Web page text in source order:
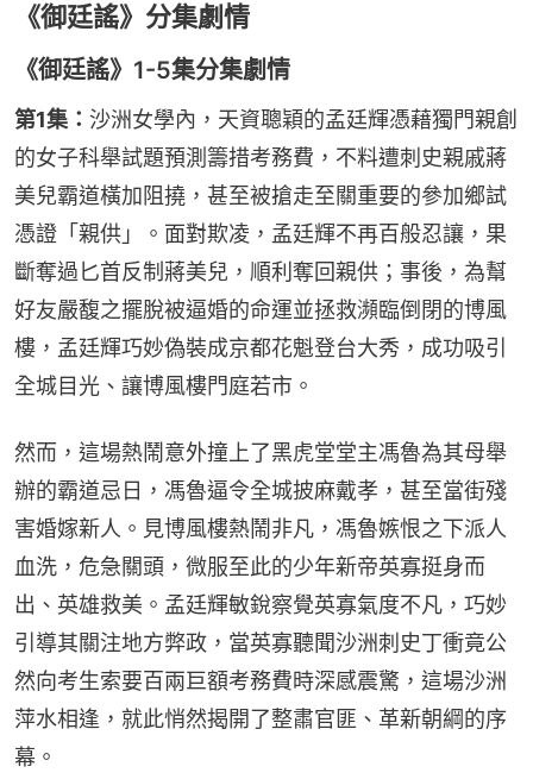
《御廷謠》分集劇情
《御廷謠》1-5集分集劇情
第1集： 沙洲女學內，天資聰穎的孟廷輝憑藉獨門親創
的女子科舉試題預測籌措考務費，不料遭刺史親戚蔣
美兒霸道橫加阻撓，甚至被搶走至關重要的參加鄉試
憑證「親供」。面對欺凌，孟廷輝不再百般忍讓，果
斷奪過匕首反制蔣美兒，順利奪回親供；事後，為幫
好友嚴馥之擺脫被逼婚的命運並拯救瀕臨倒閉的博風
樓，孟廷輝巧妙偽裝成京都花魁登台大秀，成功吸引
全城目光、讓博風樓門庭若市。
然而，這場熱鬧意外撞上了黑虎堂堂主馮魯為其母舉
辦的霸道忌日，馮魯逼令全城披麻戴孝，甚至當街殘
害婚嫁新人。見博風樓熱鬧非凡，馮魯嫉恨之下派人
血洗，危急關頭，微服至此的少年新帝英寡挺身而
出、英雄救美。孟廷輝敏銳察覺英寡氣度不凡，巧妙
引導其關注地方弊政，當英寡聽聞沙洲刺史丁衝竟公
然向考生索要百兩巨額考務費時深感震驚，這場沙洲
萍水相逢，就此悄然揭開了整肅官匪、革新朝綱的序
幕。